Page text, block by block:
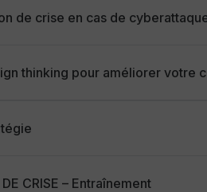
de crise en cas de
thinking pour améliorer votre
CRISE – Entraînement